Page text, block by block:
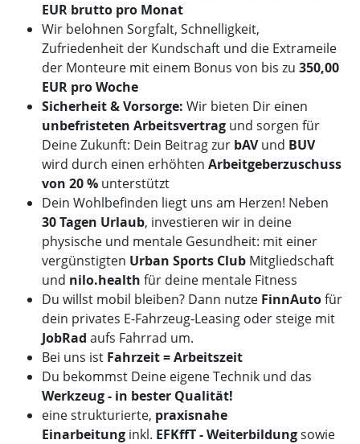
EUR brutto pro Monat
Wir belohnen Sorgfalt, Schnelligkeit,
Zufriedenheit der Kundschaft und die Extrameile
der Monteure mit einem Bonus von bis zu 350,00
EUR pro Woche
Sicherheit & Vorsorge: Wir bieten Dir einen
unbefristeten Arbeitsvertrag und sorgen für
Deine Zukunft: Dein Beitrag zur bAVund BUV
wird durch einen erhöhten Arbeitgeberzuschuss
von 20 % unterstützt
Dein Wohlbefinden liegt uns am Herzen! Neben
30 Tagen Urlaub, investieren wir in deine
physische und mentale Gesundheit: mit einer
vergünstigten Urban Sports Club Mitgliedschaft
und nilo.health für deine mentale Fitness
Du willst mobil bleiben? Dann nutze FinnAutofür
dein privates E-Fahrzeug-Leasing oder steige mit
JobRad aufs Fahrrad um.
Bei uns ist Fahrzeit = Arbeitszeit
Du bekommst Deine eigene Technik und das
Werkzeug - in bester Qualität!
eine strukturierte, praxisnahe
Einarbeitung inkl. EFKffT - Weiterbildungsowie